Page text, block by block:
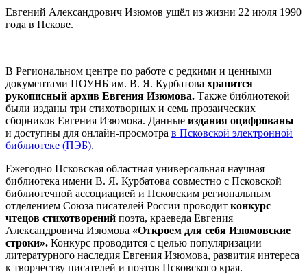
Евгений Александрович Изюмов ушёл из жизни 22 июля 1990
года в Пскове.
В Региональном центре по работе с редкими и ценными
документами ПОУНБ им. В. Я. Курбатова хранится
рукописный архив Евгения Изюмова. Также библиотекой
были изданы три стихотворных и семь прозаических
сборников Евгения Изюмова. Данные издания оцифрованы
и доступны для онлайн-просмотра в Псковской электронной
библиотеке (ПЭБ).
Ежегодно Псковская областная универсальная научная
библиотека имени В. Я. Курбатова совместно с Псковской
библиотечной ассоциацией и Псковским региональным
отделением Союза писателей России проводит конкурс
чтецов стихотворений поэта, краеведа Евгения
Александровича Изюмова «Откроем для себя Изюмовские
строки». Конкурс проводится с целью популяризации
литературного наследия Евгения Изюмова, развития интереса
к творчеству писателей и поэтов Псковского края.